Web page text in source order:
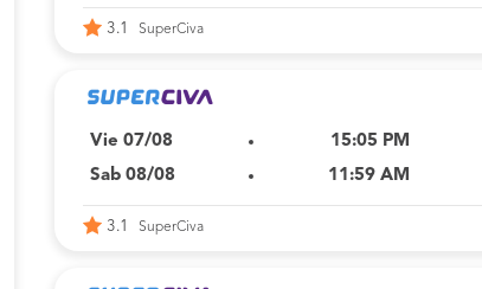
3.1 SuperCiva
Vie 07/08
15:05 PM
Sab 08/08
11:59 AM
3.1 SuperCiva